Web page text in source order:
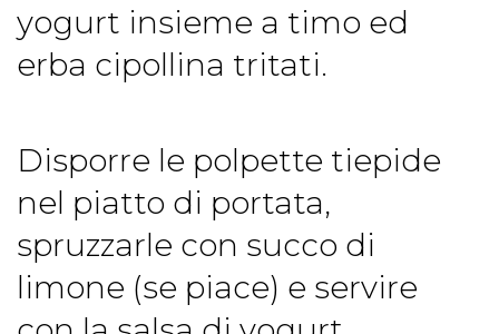
yogurt insieme a timo ed
erba cipollina tritati.
Disporre le polpette tiepide
nel piatto di portata,
spruzzarle con succo di
limone (se piace) e servire